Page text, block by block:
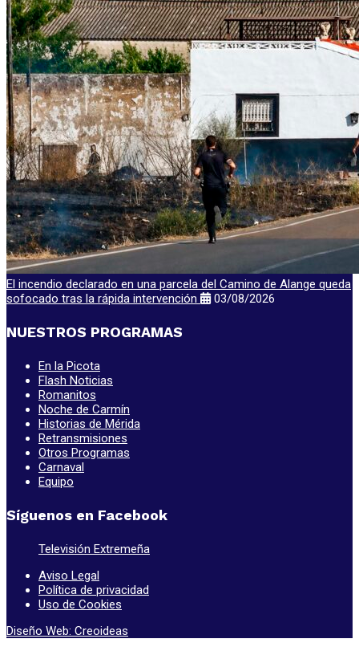
El incendio declarado en una parcela del Camino de Alange queda
sofocado tras la rápida intervención
03/08/2026
NUESTROS PROGRAMAS
En la Picota
Flash Noticias
Romanitos
Noche de Carmín
Historias de Mérida
Retransmisiones
Otros Programas
Carnaval
Equipo
Síguenos en Facebook
Televisión Extremeña
Aviso Legal
Política de privacidad
Uso de Cookies
Diseño Web: Creoideas